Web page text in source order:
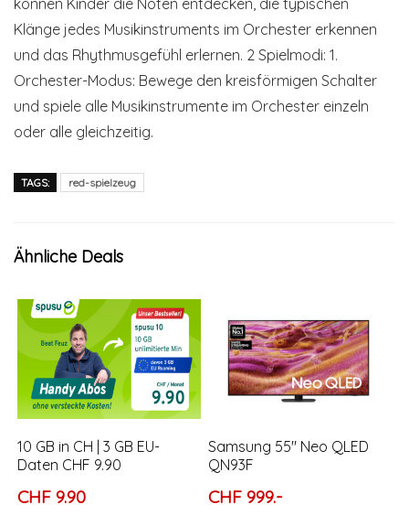
können Kinder die Noten entdecken, die typischen
Klänge jedes Musikinstruments im Orchester erkennen
und das Rhythmusgefühl erlernen. 2 Spielmodi: 1.
Orchester-Modus: Bewege den kreisförmigen Schalter
und spiele alle Musikinstrumente im Orchester einzeln
oder alle gleichzeitig.
TAGS: red-spielzeug
Ähnliche Deals
10 GB in CH | 3 GB EU-
Daten CHF 9.90
CHF 9.90
Samsung 55″ Neo QLED
QN93F
CHF 999.-